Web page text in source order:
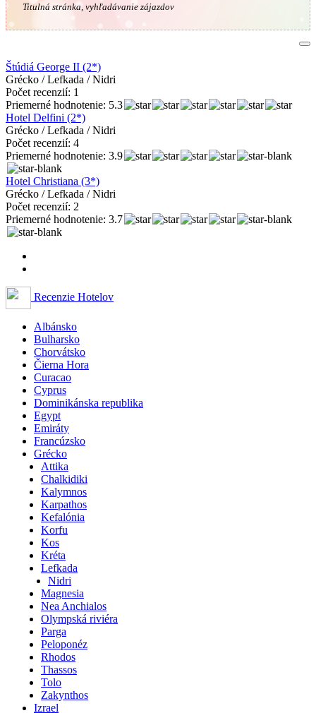
Titulná stránka, vyhľadávanie zájazdov
Štúdiá George II (2*)
Grécko / Lefkada / Nidri
Počet recenzií: 1
Priemerné hodnotenie: 5.3
Hotel Delfini (2*)
Grécko / Lefkada / Nidri
Počet recenzií: 4
Priemerné hodnotenie: 3.9
Hotel Christiana (3*)
Grécko / Lefkada / Nidri
Počet recenzií: 2
Priemerné hodnotenie: 3.7
Recenzie Hotelov
Albánsko
Bulharsko
Chorvátsko
Čierna Hora
Curacao
Cyprus
Dominikánska republika
Egypt
Emiráty
Francúzsko
Grécko
Attika
Chalkidiki
Kalymnos
Karpathos
Kefalónia
Korfu
Kos
Kréta
Lefkada
Nidri
Magnesia
Nea Anchialos
Olympská riviéra
Parga
Peloponéz
Rhodos
Thassos
Tolo
Zakynthos
Izrael